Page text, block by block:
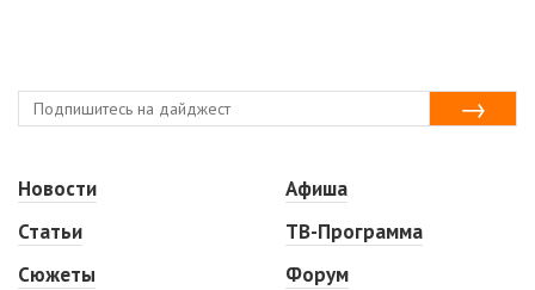
Новости
Статьи
Сюжеты
Афиша
ТВ-Программа
Форум